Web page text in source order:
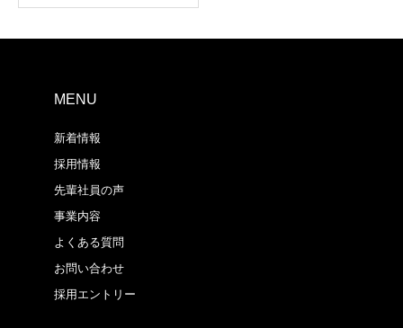
MENU
新着情報
採用情報
先輩社員の声
事業内容
よくある質問
お問い合わせ
採用エントリー